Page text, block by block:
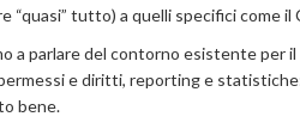
“quasi” tutto) a quelli specifici come il
a parlare del contorno esistente per
e diritti, reporting e
bene.